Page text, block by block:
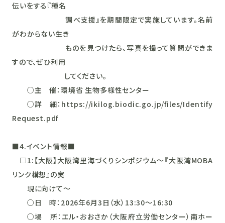
伝いをする『種名
調べ支援』を期間限定で実施しています。名前
がわからない生き
ものを見つけたら、写真を撮って質問ができま
すので、ぜひ利用
してください。
○主 催：環境省 生物多様性センター
○詳 細：https://ikilog.biodic.go.jp/files/Identify
Request.pdf
■4.イベント情報■
□1:【大阪】大阪湾里海づくりシンポジウム～『大阪湾MOBA
リンク構想』の実
現に向けて～
○日 時：2026年6月3日（水）13:30～16:30
○場 所：エル・おおさか（大阪府立労働センター）南ホー